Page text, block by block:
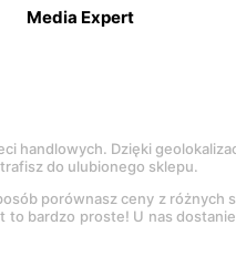
Media Expert
handlowych. Dzięki
do ulubionego sklepu.
porównasz ceny z różnych
to bardzo proste! U nas